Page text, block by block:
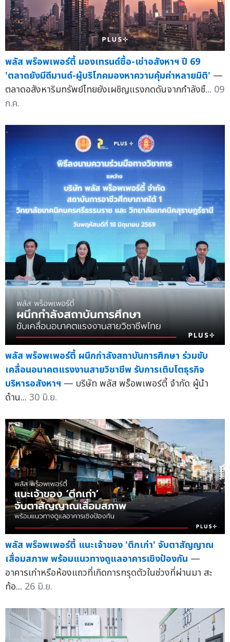
พลัส พร็อพเพอร์ตี้ มองเทรนด์ซื้อ-เช่าอสังหาฯ ปี 69
'ตลาดยังมีดีมานด์-ผู้บริโภคมองหาความคุ้มค่าหลายมิติ' —
ตลาดอสังหาริมทรัพย์ไทยยังเผชิญแรงกดดันจากกำลังซื... 09
ก.ค.
พลัส พร็อพเพอร์ตี้ ผนึกกำลังสถาบันการศึกษา ร่วมขับ
เคลื่อนอนาคตแรงงานสายวิชาชีพ รับการเติบโตธุรกิจ
บริหารอสังหาฯ — บริษัท พลัส พร็อพเพอร์ตี้ จำกัด ผู้นำ
ด้าน... 30 มิ.ย.
พลัส พร็อพเพอร์ตี้ แนะเจ้าของ 'ตึกเก่า' จับตาสัญญาณ
เสื่อมสภาพ พร้อมแนวทางดูแลอาคารเชิงป้องกัน —
อาคารเก่าหรือห้องแถวที่เกิดการทรุดตัวในช่วงที่ผ่านมา สะ
ท้อ... 26 มิ.ย.